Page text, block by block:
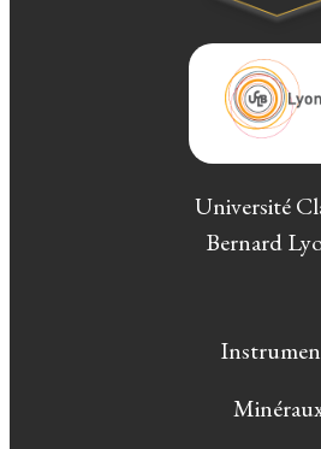
Université
Bernard